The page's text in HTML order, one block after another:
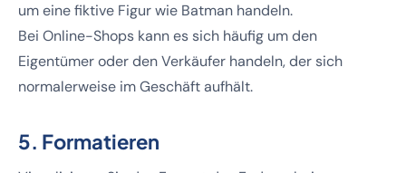
um eine fiktive Figur wie Batman handeln.
Bei Online-Shops kann es sich häufig um den
Eigentümer oder den Verkäufer handeln, der sich
normalerweise im Geschäft aufhält.
5. Formatieren